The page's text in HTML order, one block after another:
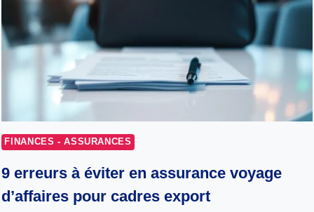
FINANCES - ASSURANCES
9 erreurs à éviter en assurance voyage
d’affaires pour cadres export